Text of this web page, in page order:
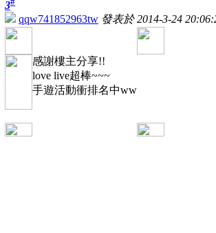
3
qqw741852963tw 發表於 2014-3-24
感謝樓主分享!!
love live超棒~~~
手遊活動衝排名中ww